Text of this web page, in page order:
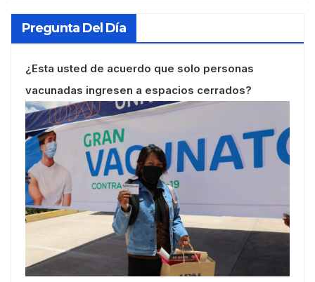
Pregunta Del Día
¿Esta usted de acuerdo que solo personas
vacunadas ingresen a espacios cerrados?